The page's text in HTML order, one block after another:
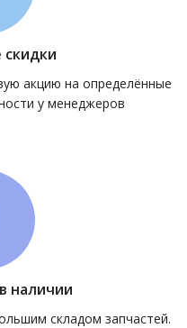
скидки
акцию на определённые
у менеджеров
наличии
складом запчастей.